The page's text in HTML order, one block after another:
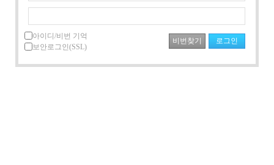
아이디/비번 기억
보안로그인(SSL)